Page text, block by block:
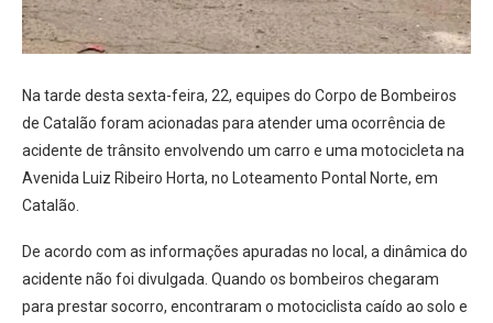
Na tarde desta sexta-feira, 22, equipes do Corpo de Bombeiros
de Catalão foram acionadas para atender uma ocorrência de
acidente de trânsito envolvendo um carro e uma motocicleta na
Avenida Luiz Ribeiro Horta, no Loteamento Pontal Norte, em
Catalão.
De acordo com as informações apuradas no local, a dinâmica do
acidente não foi divulgada. Quando os bombeiros chegaram
para prestar socorro, encontraram o motociclista caído ao solo e